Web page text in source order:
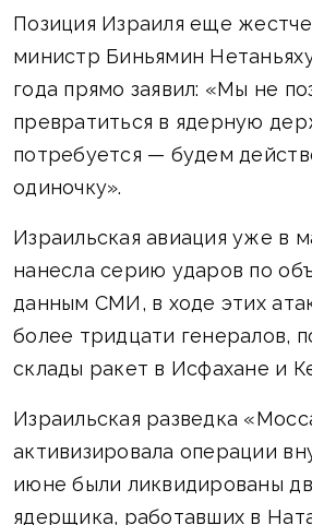
Позиция Израиля еще
министр Биньямин
года прямо заявил: «Мы не
превратиться в ядерную
потребуется — будем
одиночку».
Израильская авиация уже в
нанесла серию ударов по
данным СМИ, в ходе этих
более тридцати генералов,
склады ракет в Исфахане и
Израильская разведка
активизировала операции
июне были ликвидированы
ядерщика, работавших в